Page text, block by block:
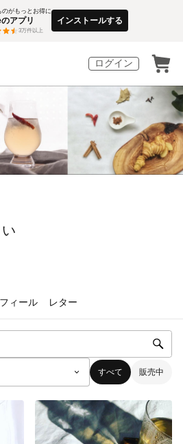
のがもっとお得に
アプリ
3万件以上
インストールする
ログイン
ィール レター
すべて 販売中